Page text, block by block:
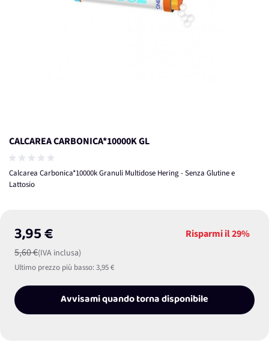
CALCAREA CARBONICA*10000K GL
Calcarea Carbonica*10000k Granuli Multidose Hering - Senza Glutine e
Lattosio
3,95 €
5,60 €(IVA inclusa)
Risparmi il29%
Ultimo prezzo più basso:3,95 €
Avvisami quando torna disponibile